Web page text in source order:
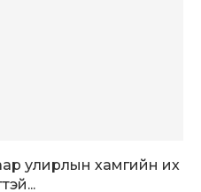
улирлын хамгийн их